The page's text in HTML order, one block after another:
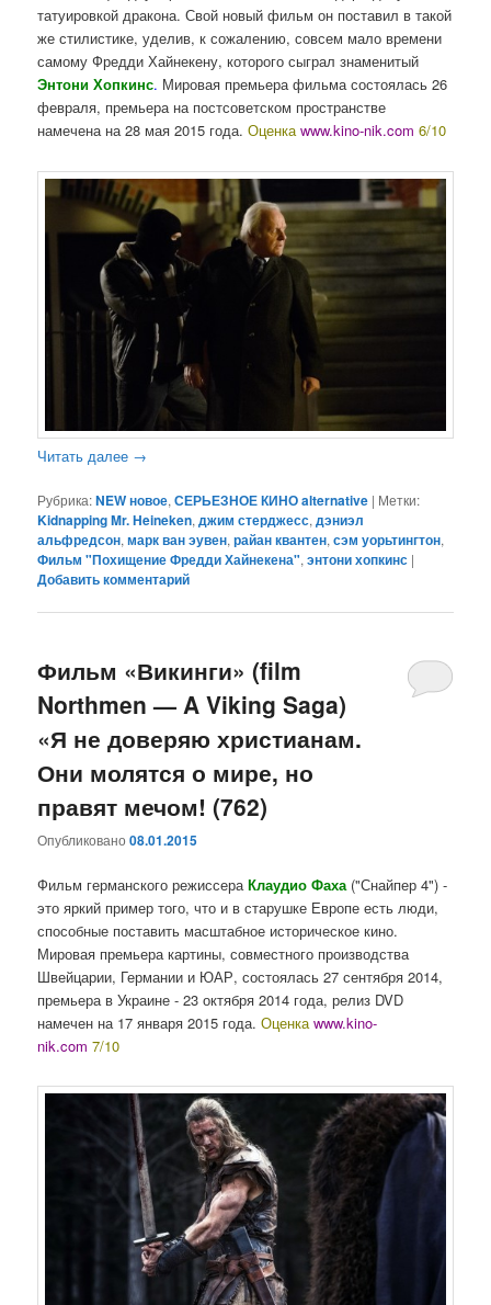
татуировкой дракона. Свой новый фильм он поставил в такой
же стилистике, уделив, к сожалению, совсем мало времени
самому Фредди Хайнекену, которого сыграл знаменитый
Энтони Хопкинс. Мировая премьера фильма состоялась 26
февраля, премьера на постсоветском пространстве
намечена на 28 мая 2015 года. Оценкаwww.kino-nik.com6/10
Читать далее →
Рубрика:NEW новое,СЕРЬЕЗНОЕ КИНО alternative | Метки:
Kidnapping Mr. Heineken,джим стерджесс,дэниэл
альфредсон,марк ван эувен,райан квантен,сэм уорьтингтон,
Фильм "Похищение Фредди Хайнекена",энтони хопкинс |
Добавить комментарий
Фильм «Викинги» (film
Northmen — A Viking Saga)
«Я не доверяю христианам.
Они молятся о мире, но
правят мечом! (762)
Опубликовано08.01.2015
Фильм германского режиссераКлаудио Фаха("Снайпер 4") -
это яркий пример того, что и в старушке Европе есть люди,
способные поставить масштабное историческое кино.
Мировая премьера картины, совместного производства
Швейцарии, Германии и ЮАР, состоялась 27 сентября 2014,
премьера в Украине - 23 октября 2014 года, релиз DVD
намечен на 17 января 2015 года.Оценкаwww.kino-
nik.com7/10